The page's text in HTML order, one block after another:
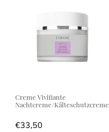
Creme Vivifiante
Nachtcreme/Kälteschutzcreme
€33,50